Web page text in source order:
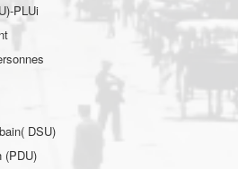
PLUi
DSU)
(PDU)